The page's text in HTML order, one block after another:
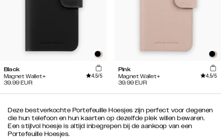
Black
Magnet Wallet+
4.5/5
39.99 EUR
Pink
Magnet Wallet+
4.5/5
39.99 EUR
Deze bestverkochte Portefeuille Hoesjes zijn perfect voor degenen
die hun telefoon en hun kaarten op dezelfde plek willen bewaren.
Een stijlvol hoesje is altijd inbegrepen bij de aankoop van een
Portefeuille Hoesjes.